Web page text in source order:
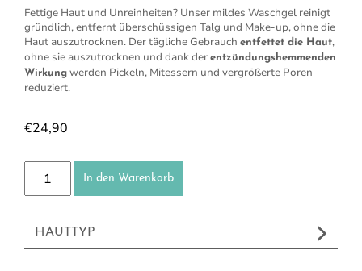
Fettige Haut und Unreinheiten? Unser mildes Waschgel reinigt
gründlich, entfernt überschüssigen Talg und Make-up, ohne die
Haut auszutrocknen. Der tägliche Gebrauch entfettet die Haut,
ohne sie auszutrocknen und dank der entzündungshemmenden
Wirkung werden Pickeln, Mitessern und vergrößerte Poren
reduziert.
€24,90
Waschgel Menge
In den Warenkorb
HAUTTYP